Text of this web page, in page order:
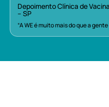
Depoimento Clínica de
– SP
“A WE é muito mais do que a